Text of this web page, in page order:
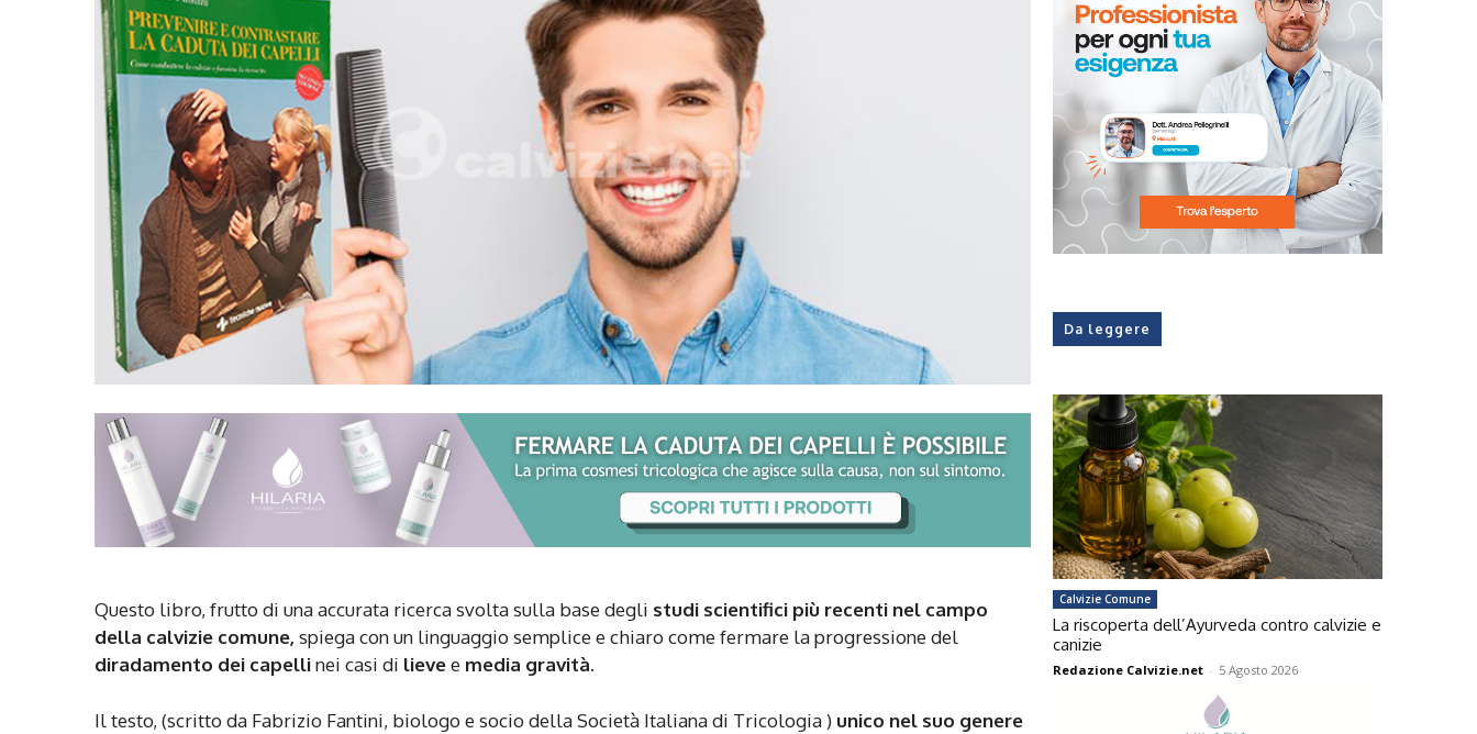
Questo libro, frutto di una accurata ricerca svolta sulla base degli studi scientifici più recenti nel campo
della calvizie comune, spiega con un linguaggio semplice e chiaro come fermare la progressione del
diradamento dei capellinei casi di lievee media gravità.
Il testo, (scritto da Fabrizio Fantini, biologo e socio della Società Italiana di Tricologia ) unico nel suo genere
Da leggere
Calvizie Comune
La riscoperta dell’Ayurveda contro calvizie e
canizie
Redazione Calvizie.net - 5 Agosto 2026